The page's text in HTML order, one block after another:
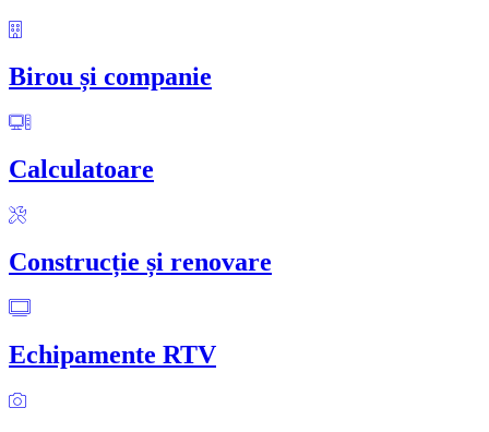
Birou și companie
Calculatoare
Construcție și renovare
Echipamente RTV